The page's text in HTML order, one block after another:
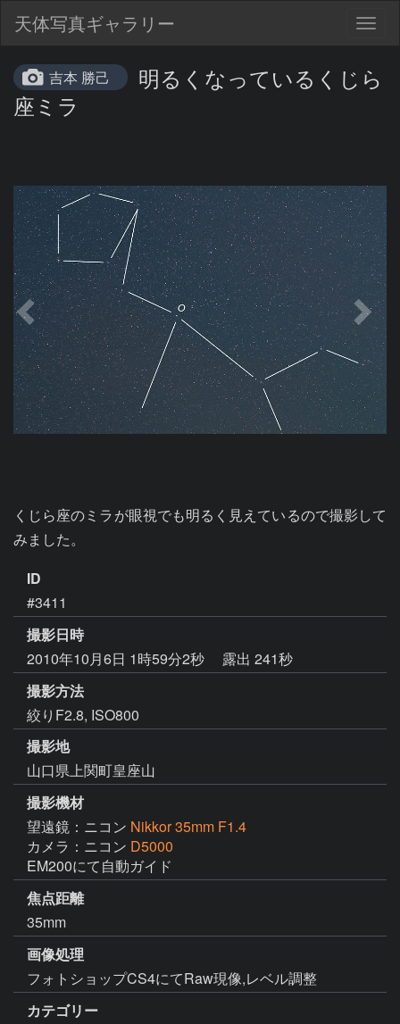
天体写真ギャラリー
吉本 勝己
明るくなっているくじら
座ミラ
くじら座のミラが眼視でも明るく見えているので撮影して
みました。
ID
#3411
撮影日時
2010年10月6日 1時59分2秒
露出 241秒
撮影方法
絞りF2.8, ISO800
撮影地
山口県上関町皇座山
撮影機材
望遠鏡：ニコン Nikkor 35mm F1.4
カメラ：ニコン D5000
焦点距離
35mm
画像処理
フォトショップCS4にてRaw現像,レベル調整
カテゴリー